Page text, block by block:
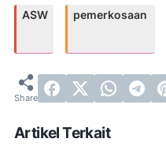
ASW pemerkosaan
Artikel Terkait